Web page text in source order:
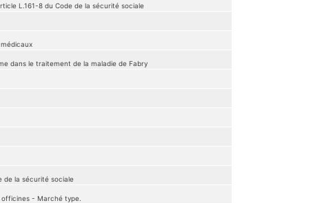
L.161-8 du Code de la sécurité sociale
dans le traitement de la maladie de Fabry
de la sécurité sociale
- Marché type.